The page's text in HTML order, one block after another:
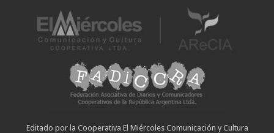
Editado por la Cooperativa El Miércoles Comunicación y Cultura